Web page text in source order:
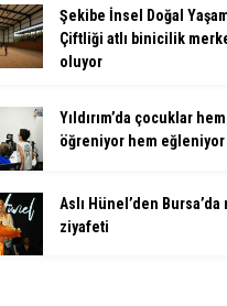
Şekibe İnsel Doğal
Çiftliği atlı binicilik
oluyor
Yıldırım’da çocuklar hem
öğreniyor hem eğleniyor
Aslı Hünel’den
ziyafeti